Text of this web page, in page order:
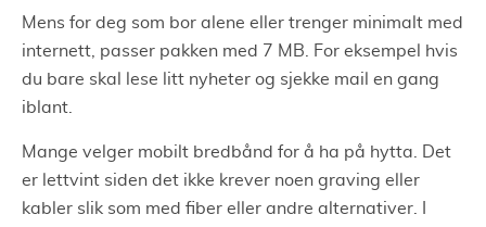
Mens for deg som bor alene eller trenger minimalt med
internett, passer pakken med 7 MB. For eksempel hvis
du bare skal lese litt nyheter og sjekke mail en gang
iblant.
Mange velger mobilt bredbånd for å ha på hytta. Det
er lettvint siden det ikke krever noen graving eller
kabler slik som med fiber eller andre alternativer. I